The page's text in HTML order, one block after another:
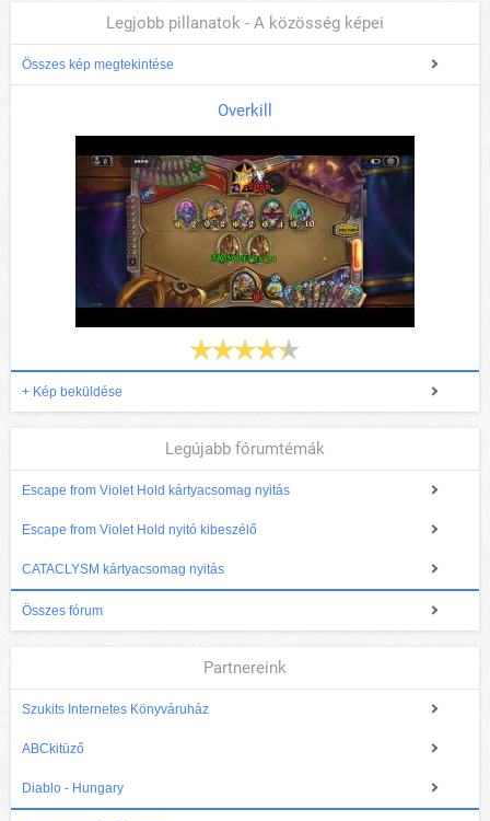
Legjobb pillanatok - A közösség képei
Összes kép megtekintése
Overkill
+ Kép beküldése
Legújabb fórumtémák
Escape from Violet Hold kártyacsomag nyitás
Escape from Violet Hold nyitó kibeszélő
CATACLYSM kártyacsomag nyitás
Összes fórum
Partnereink
Szukits Internetes Könyváruház
ABCkitüző
Diablo - Hungary